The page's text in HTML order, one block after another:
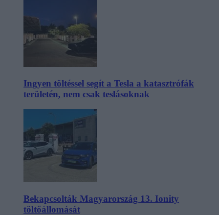
Ingyen töltéssel segít a Tesla a katasztrófák
területén, nem csak teslásoknak
Bekapcsolták Magyarország 13. Ionity
töltőállomását